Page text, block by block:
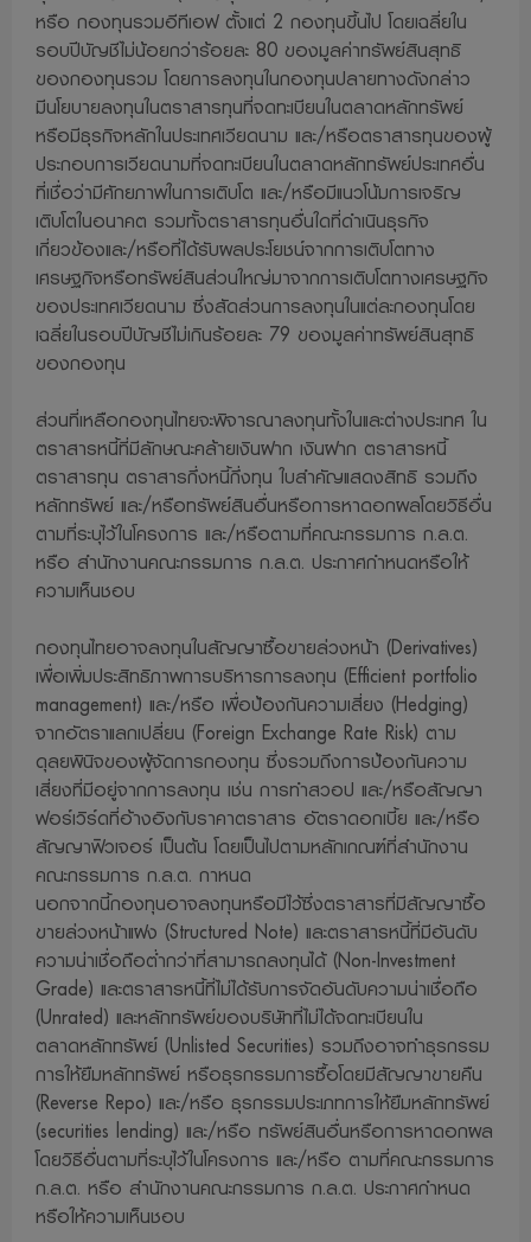
หรือ กองทุนรวมอีทีเอฟ ตั้งแต่ 2 กองทุนขึ้นไป โดยเฉลี่ยใน
รอบปีบัญชีไม่น้อยกว่าร้อยละ 80 ของมูลค่าทรัพย์สินสุทธิ
ของกองทุนรวม โดยการลงทุนในกองทุนปลายทางดังกล่าว
มีนโยบายลงทุนในตราสารทุนที่จดทะเบียนในตลาดหลักทรัพย์
หรือมีธุรกิจหลักในประเทศเวียดนาม และ/หรือตราสารทุนของผู้
ประกอบการเวียดนามที่จดทะเบียนในตลาดหลักทรัพย์ประเทศอื่น
ที่เชื่อว่ามีศักยภาพในการเติบโต และ/หรือมีแนวโน้มการเจริญ
เติบโตในอนาคต รวมทั้งตราสารทุนอื่นใดที่ดำเนินธุรกิจ
เกี่ยวข้องและ/หรือที่ได้รับผลประโยชน์จากการเติบโตทาง
เศรษฐกิจหรือทรัพย์สินส่วนใหญ่มาจากการเติบโตทางเศรษฐกิจ
ของประเทศเวียดนาม ซึ่งสัดส่วนการลงทุนในแต่ละกองทุนโดย
เฉลี่ยในรอบปีบัญชีไม่เกินร้อยละ 79 ของมูลค่าทรัพย์สินสุทธิ
ของกองทุน
ส่วนที่เหลือกองทุนไทยจะพิจารณาลงทุนทั้งในและต่างประเทศ ใน
ตราสารหนี้ที่มีลักษณะคล้ายเงินฝาก เงินฝาก ตราสารหนี้
ตราสารทุน ตราสารกึ่งหนี้กึ่งทุน ใบสำคัญแสดงสิทธิ รวมถึง
หลักทรัพย์ และ/หรือทรัพย์สินอื่นหรือการหาดอกผลโดยวิธีอื่น
ตามที่ระบุไว้ในโครงการ และ/หรือตามที่คณะกรรมการ ก.ล.ต.
หรือ สำนักงานคณะกรรมการ ก.ล.ต. ประกาศกำหนดหรือให้
ความเห็นชอบ
กองทุนไทยอาจลงทุนในสัญญาซื้อขายล่วงหน้า (Derivatives)
เพื่อเพิ่มประสิทธิภาพการบริหารการลงทุน (Efficient portfolio
management) และ/หรือ เพื่อป้องกันความเสี่ยง (Hedging)
จากอัตราแลกเปลี่ยน (Foreign Exchange Rate Risk) ตาม
ดุลยพินิจของผู้จัดการกองทุน ซึ่งรวมถึงการป้องกันความ
เสี่ยงที่มีอยู่จากการลงทุน เช่น การทำสวอป และ/หรือสัญญา
ฟอร์เวิร์ดที่อ้างอิงกับราคาตราสาร อัตราดอกเบี้ย และ/หรือ
สัญญาฟิวเจอร์ เป็นต้น โดยเป็นไปตามหลักเกณฑ์ที่สำนักงาน
คณะกรรมการ ก.ล.ต. กาหนด
นอกจากนี้กองทุนอาจลงทุนหรือมีไว้ซึ่งตราสารที่มีสัญญาซื้อ
ขายล่วงหน้าแฝง (Structured Note) และตราสารหนี้ที่มีอันดับ
ความน่าเชื่อถือต่ำกว่าที่สามารถลงทุนได้ (Non-Investment
Grade) และตราสารหนี้ที่ไม่ได้รับการจัดอันดับความน่าเชื่อถือ
(Unrated) และหลักทรัพย์ของบริษัทที่ไม่ได้จดทะเบียนใน
ตลาดหลักทรัพย์ (Unlisted Securities) รวมถึงอาจทำธุรกรรม
การให้ยืมหลักทรัพย์ หรือธุรกรรมการซื้อโดยมีสัญญาขายคืน
(Reverse Repo) และ/หรือ ธุรกรรมประเภทการให้ยืมหลักทรัพย์
(securities lending) และ/หรือ ทรัพย์สินอื่นหรือการหาดอกผล
โดยวิธีอื่นตามที่ระบุไว้ในโครงการ และ/หรือ ตามที่คณะกรรมการ
ก.ล.ต. หรือ สำนักงานคณะกรรมการ ก.ล.ต. ประกาศกำหนด
หรือให้ความเห็นชอบ
หรือทรัพย์สินอื่นเพื่อกองทุนรวมตามหลักเกณฑ์ที่สำนักงานคณะ
กรรมการ กลต. กำหนด ทั้งนี้ ผู้ที่สนใจจะลงทุนที่ต้องการทราบ
ข้อมูลการลงทุน เพื่อบริษัทจัดการในรายละเอียดสามารถขอดู
ข้อมูลได้ที่บริษัทจัดการ ตัวแทนและที่สำนักงานคณะกรรมการ
กลต.
7. กองทุนรวมเป็นนิติบุคคลแยกต่างหากจากบริษัทจัดการ ดังนั้น
บริษัทจัดการจึงไม่มีภาระผูกพัน ในการชดเชยผลขาดทุน
ของกองทุนรวม ทั้งนี้ ผลการดำเนินงานของกองทุนรวมไม่ได้
ขึ้นอยู่กับสถานะทางการเงินหรือผลการดำเนินงานของบริษัท
จัดการ
8. การวัดผลการดำเนินงานของกองทุนรวม จัดทำขึ้นตาม
ลงทุน
9. ผู้ลงทุนสามารถตรวจดูแนวทางในการใช้สิทธิออกเสียง และ
ดำเนินการใช้สิทธิออกเสียงได้โดยวิธีที่บริษัทจัดการได้เปิดเผยไว้ที่
สำนักงานของบริษัทจัดการ หรือบนเว็บไซด์ www.lhfund.co.th
10. ผู้ลงทุนควรตรวจสอบให้แน่ใจว่าผู้ขายหน่วยลงทุนเป็นบุคคล
ที่ ได้รับความเห็นชอบจากสำนักงานคณะกรรมการ ก.ล.ต. และ
กรรมการ ก.ล.ต. ออกให้ด้วย
11. บริษัทจัดการอนุญาตให้พนักงานลงทุนในหลักทรัพย์เพื่อ
ตนเองได้โดยจะ ต้องปฏิบัติตมจรรยาบรรณและประกาศต่างๆ ที่
สมาคมบริษัทจัดการลงทุนกำหนด และจะต้องเปิดเผยการลงทุน
ดังกล่าวให้บริษัทจัดการทราบเพื่อที่บริษัทจัดการ จะสามารถ
กำกับและดูแลการซื้อขายหลักทรัพย์ของพนักงานได้
12. บริษัทจัดการขอสงวนสิทธิ์ในข้อมูล เอกสาร ที่ปรากฏบน
เว็บไซด์นี้ โดยห้ามมิให้ผู้ใดเผยแพร่ ทำซ้ำ ดัดแปลง ลอกเลียนแบบ
เผยแพร่ อ้างอิง ไม่ว่าทั้งหมดหรือบางส่วน หรือใช้วิธีการใด
ก็ตามเว้นแต่จะได้รับอนุญาตจากบริษัทจัดการ
13. บริษัทจัดการและผู้บริหาร รวมถึงพนักงานเจ้าหน้าที่ของ
บริษัทจัดการ ขอสงวนสิทธิ์ที่จะไม่รับผิดชอบต่อความเสียหายใน
ทุกกรณีที่เกิดขึ้นกับข้อมูล หรือระบบสื่อสารของผู้เข้าเยี่ยมชม
หรือผู้ลงทุน อันเนื่องมาจากการเข้ามาใช้เว็บไซด์นี้
14. บริษัทขอสงวนสิทธิ์ในการแก้ไข ปรับปรุง หรือเปลี่ยนแปลง
ข้อมูลใดๆ ใน website แห่งนี้ โดยไม่จำเป็นต้องแจ้งให้ทราบล่วง
หน้าแต่อย่างใด
15. บริษัทจัดการตระหนักถึงความสำคัญของข้อมูลส่วนบุคคล